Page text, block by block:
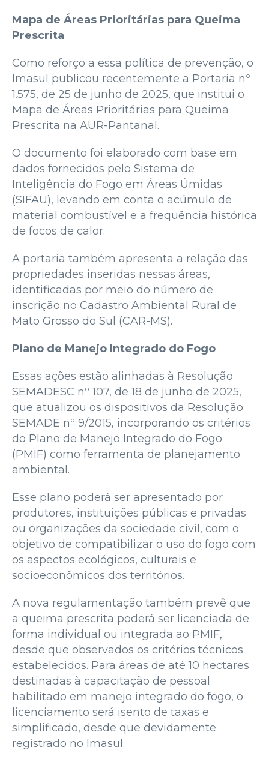
Mapa de Áreas Prioritárias para Queima
Prescrita
Como reforço a essa política de prevenção, o
Imasul publicou recentemente a Portaria nº
1.575, de 25 de junho de 2025, que institui o
Mapa de Áreas Prioritárias para Queima
Prescrita na AUR-Pantanal.
O documento foi elaborado com base em
dados fornecidos pelo Sistema de
Inteligência do Fogo em Áreas Úmidas
(SIFAU), levando em conta o acúmulo de
material combustível e a frequência histórica
de focos de calor.
A portaria também apresenta a relação das
propriedades inseridas nessas áreas,
identificadas por meio do número de
inscrição no Cadastro Ambiental Rural de
Mato Grosso do Sul (CAR-MS).
Plano de Manejo Integrado do Fogo
Essas ações estão alinhadas à Resolução
SEMADESC nº 107, de 18 de junho de 2025,
que atualizou os dispositivos da Resolução
SEMADE nº 9/2015, incorporando os critérios
do Plano de Manejo Integrado do Fogo
(PMIF) como ferramenta de planejamento
ambiental.
Esse plano poderá ser apresentado por
produtores, instituições públicas e privadas
ou organizações da sociedade civil, com o
objetivo de compatibilizar o uso do fogo com
os aspectos ecológicos, culturais e
socioeconômicos dos territórios.
A nova regulamentação também prevê que
a queima prescrita poderá ser licenciada de
forma individual ou integrada ao PMIF,
desde que observados os critérios técnicos
estabelecidos. Para áreas de até 10 hectares
destinadas à capacitação de pessoal
habilitado em manejo integrado do fogo, o
licenciamento será isento de taxas e
simplificado, desde que devidamente
registrado no Imasul.